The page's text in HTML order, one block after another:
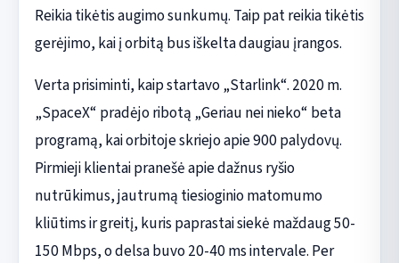
Reikia tikėtis augimo sunkumų. Taip pat reikia tikėtis
gerėjimo, kai į orbitą bus iškelta daugiau įrangos.
Verta prisiminti, kaip startavo „Starlink“. 2020 m.
„SpaceX“ pradėjo ribotą „Geriau nei nieko“ beta
programą, kai orbitoje skriejo apie 900 palydovų.
Pirmieji klientai pranešė apie dažnus ryšio
nutrūkimus, jautrumą tiesioginio matomumo
kliūtims ir greitį, kuris paprastai siekė maždaug 50-
150 Mbps, o delsa buvo 20-40 ms intervale. Per